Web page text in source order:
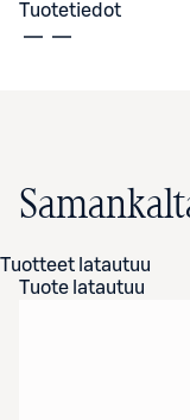
Tuotetiedot
Tuotteet latautuu
Tuote latautuu